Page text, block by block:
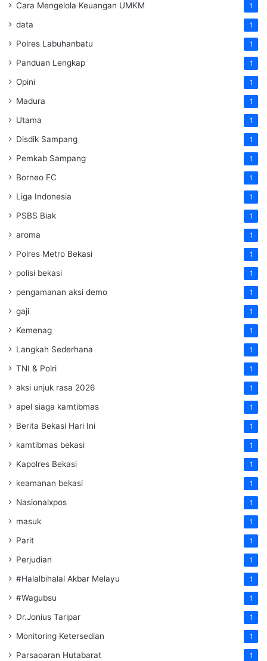
Cara Mengelola Keuangan UMKM 1
data 1
Polres Labuhanbatu 1
Panduan Lengkap 1
Opini 1
Madura 1
Utama 1
Disdik Sampang 1
Pemkab Sampang 1
Borneo FC 1
Liga Indonesia 1
PSBS Biak 1
aroma 1
Polres Metro Bekasi 1
polisi bekasi 1
pengamanan aksi demo 1
gaji 1
Kemenag 1
Langkah Sederhana 1
TNI & Polri 1
aksi unjuk rasa 2026 1
apel siaga kamtibmas 1
Berita Bekasi Hari Ini 1
kamtibmas bekasi 1
Kapolres Bekasi 1
keamanan bekasi 1
Nasionalxpos 1
masuk 1
Parit 1
Perjudian 1
#Halalbihalal Akbar Melayu 1
#Wagubsu 1
Dr.Jonius Taripar 1
Monitoring Ketersedian 1
Parsaoaran Hutabarat 1